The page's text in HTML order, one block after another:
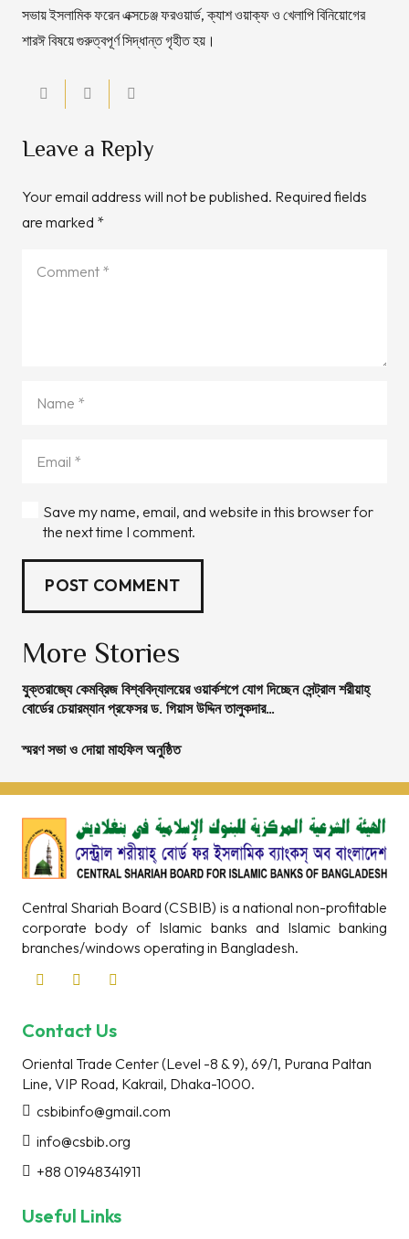
সভায় ইসলামিক ফরেন এক্সচেঞ্জ ফরওয়ার্ড, ক্যাশ ওয়াক্ফ ও খেলাপি বিনিয়োগের
শারঈ বিষয়ে গুরুত্বপূর্ণ সিদ্ধান্ত গৃহীত হয়।
Leave a Reply
Your email address will not be published. Required fields
are marked *
Save my name, email, and website in this browser for
the next time I comment.
POST COMMENT
More Stories
যুক্তরাজ্যে কেমব্রিজ বিশ্ববিদ্যালয়ের ওয়ার্কশপে যোগ দিচ্ছেন সেন্ট্রাল শরীয়াহ্
বোর্ডের চেয়ারম্যান প্রফেসর ড. গিয়াস উদ্দিন তালুকদার…
স্মরণ সভা ও দোয়া মাহফিল অনুষ্ঠিত
Central Shariah Board (CSBIB) is a national non-profitable
corporate body of Islamic banks and Islamic banking
branches/windows operating in Bangladesh.
Contact Us
Oriental Trade Center (Level -8 & 9), 69/1, Purana Paltan
Line, VIP Road, Kakrail, Dhaka-1000.
csbibinfo@gmail.com
info@csbib.org
+88 01948341911
Useful Links